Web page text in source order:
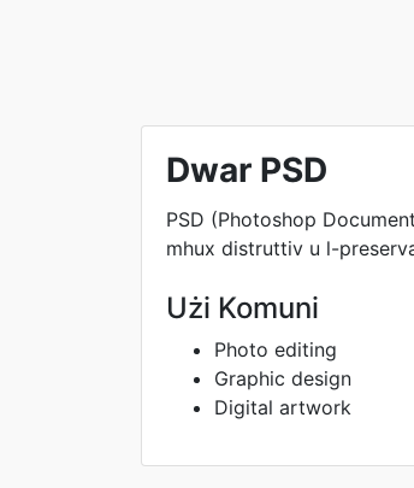
Dwar PSD
PSD (Photoshop
mhux distruttiv u l-
Użi Komuni
Photo editing
Graphic design
Digital artwork